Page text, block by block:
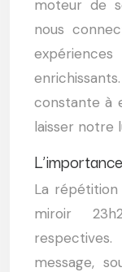
moteur de
nous
constante à
laisser notre
La répétition
miroir
message,